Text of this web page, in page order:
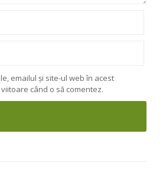
emailul și site-ul web în acest
când o să comentez.